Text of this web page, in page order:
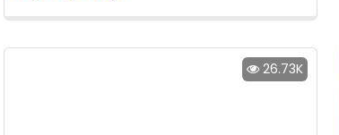
26.73K